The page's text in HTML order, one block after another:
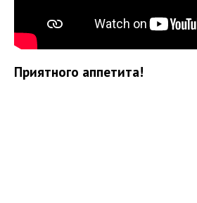
Приятного аппетита!